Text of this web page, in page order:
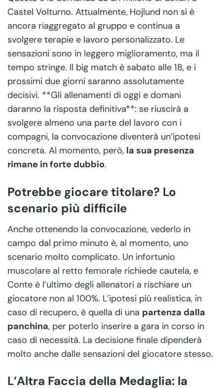
Castel Volturno. Attualmente, Hojlund non si è
ancora riaggregato al gruppo e continua a
svolgere terapie e lavoro personalizzato. Le
sensazioni sono in leggero miglioramento, ma il
tempo stringe. Il big match è sabato alle 18, e i
prossimi due giorni saranno assolutamente
decisivi. **Gli allenamenti di oggi e domani
daranno la risposta definitiva**: se riuscirà a
svolgere almeno una parte del lavoro con i
compagni, la convocazione diventerà un’ipotesi
concreta. Al momento, però, la sua presenza
rimane in forte dubbio.
Potrebbe giocare titolare? Lo
scenario più difficile
Anche ottenendo la convocazione, vederlo in
campo dal primo minuto è, al momento, uno
scenario molto complicato. Un infortunio
muscolare al retto femorale richiede cautela, e
Conte è l’ultimo degli allenatori a rischiare un
giocatore non al 100%. L’ipotesi più realistica, in
caso di recupero, è quella di una partenza dalla
panchina, per poterlo inserire a gara in corso in
caso di necessità. La decisione finale dipenderà
molto anche dalle sensazioni del giocatore stesso.
L’Altra Faccia della Medaglia: la